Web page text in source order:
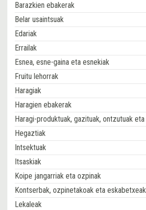
Barazkien ebakerak
Belar usaintsuak
Edariak
Errailak
Esnea, esne-gaina eta esnekiak
Fruitu lehorrak
Haragiak
Haragien ebakerak
Haragi-produktuak, gazituak, ontzutuak
Hegaztiak
Intsektuak
Itsaskiak
Koipe jangarriak eta ozpinak
Kontserbak, ozpinetakoak eta eskabetxeak
Lekaleak